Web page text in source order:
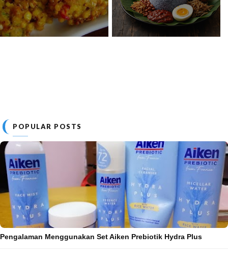
POPULAR POSTS
Pengalaman Menggunakan Set Aiken Prebiotik Hydra Plus